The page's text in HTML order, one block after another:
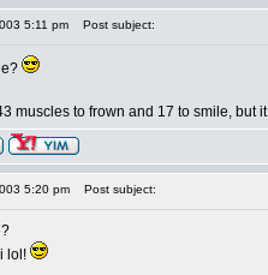
5:11 pm Post subject:
muscles to frown and 17 to smile, but
5:20 pm Post subject:
lol!